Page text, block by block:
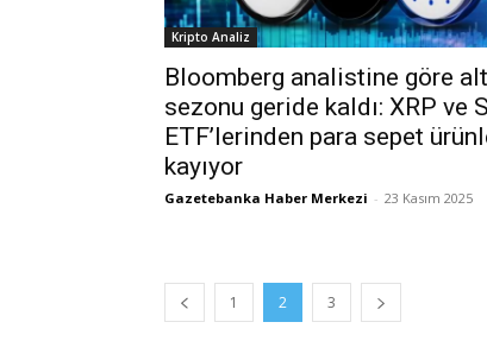
Kripto Analiz
Bloomberg analistine göre
sezonu geride kaldı: XRP ve
ETF’lerinden para sepet
kayıyor
Gazetebanka Haber Merkezi - 23 Kasım 2025
1 2 3